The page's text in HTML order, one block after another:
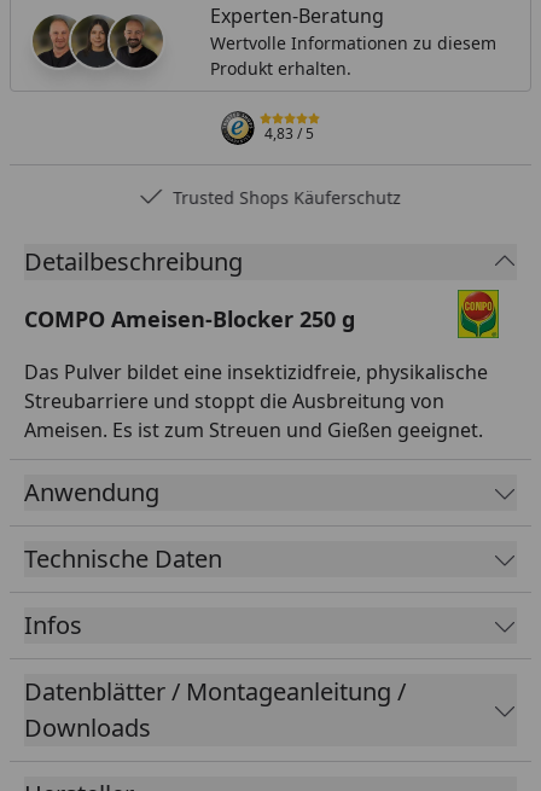
Experten-Beratung
Wertvolle Informationen zu diesem
Produkt erhalten.
4,83/ 5
Trusted Shops Käuferschutz
Detailbeschreibung
COMPO Ameisen-Blocker 250 g
Das Pulver bildet eine insektizidfreie, physikalische
Streubarriere und stoppt die Ausbreitung von
Ameisen. Es ist zum Streuen und Gießen geeignet.
Anwendung
Technische Daten
Infos
Datenblätter / Montageanleitung /
Downloads